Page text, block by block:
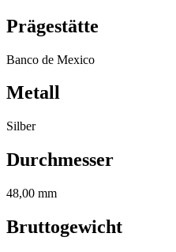
Prägestätte
Banco de Mexico
Metall
Silber
Durchmesser
48,00 mm
Bruttogewicht